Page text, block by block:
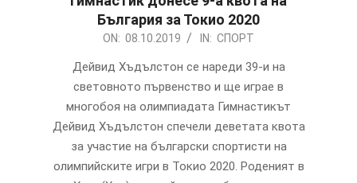
България за Токио 2020
ON: 08.10.2019 IN: СПОРТ
Дейвид Хъдълстон се нареди 39-и на
световното първенство и ще играе в
многобоя на олимпиадата Гимнастикът
Дейвид Хъдълстон спечели деветата квота
за участие на български спортисти на
олимпийските игри в Токио 2020. Роденият в